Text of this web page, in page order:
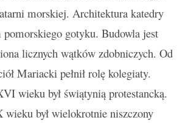
morskiej. Architektura katedry
pomorskiego gotyku. Budowla jest
licznych wątków zdobniczych. Od
Mariacki pełnił rolę kolegiaty.
wieku był świątynią protestancką.
był wielokrotnie niszczony